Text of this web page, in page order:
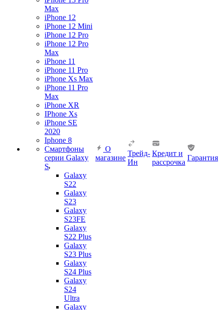
Max
iPhone 12
iPhone 12 Mini
iPhone 12 Pro
iPhone 12 Pro
Max
iPhone 11
iPhone 11 Pro
iPhone Xs Max
iPhone 11 Pro
Max
iPhone XR
IPhone Xs
iPhone SE
2020
Iphone 8
Смартфоны
серии Galaxy
S
Galaxy
S22
Galaxy
S23
Galaxy
S23FE
Galaxy
S22 Plus
Galaxy
S23 Plus
Galaxy
S24 Plus
Galaxy
S24
Ultra
Galaxy
О
магазине
Трейд-
Ин
Кредит и
рассрочка
Гарантия